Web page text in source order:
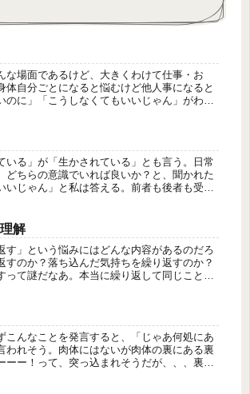
な場面であるけど、大きくわけて仕事・お
体自分ごとになると悩むけど他人事になると
のに」「こうしなくてもいいじゃん」がわか
いる」が「生かされている」とも言う。日常
どちらの意識でいれば良いか？と、聞かれた
いじゃん」と私は答える。前者も後者も受け
解
す」という悩みにはどんな内容があるのだろ
すのか？落ち込んだ気持ちを繰り返すのか？
って謎だなあ。本当に繰り返して同じことを
こんなことを発言すると、「じゃあ何処にあ
われそう。肉体にはないが肉体の裏にある裏
ーー！って、突っ込まれそうだが、、、裏っ